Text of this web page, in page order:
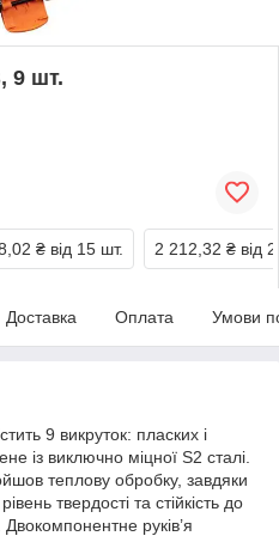
9 шт.
₴ від 15 шт. 2 212,32 ₴ від
Доставка Оплата Умови
9 викруток: пласких і
із виключно міцної S2 сталі.
теплову обробку, завдяки
твердості та стійкість до
руків’я